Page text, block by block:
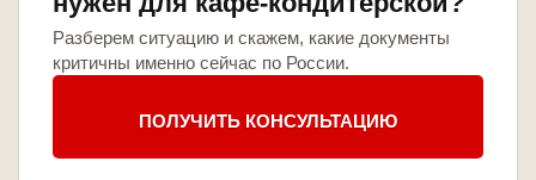
Разберем ситуацию и скажем, какие документы
критичны именно сейчас по России.
ПОЛУЧИТЬ КОНСУЛЬТАЦИЮ